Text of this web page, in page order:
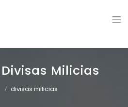
Divisas Milicias
divisas milicias